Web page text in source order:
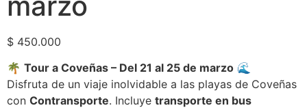
$ 450.000
🌴 Tour a Coveñas – Del 21 al 25 de marzo 🌊
Disfruta de un viaje inolvidable a las playas de Coveñas
con Contransporte. Incluye transporte en bus